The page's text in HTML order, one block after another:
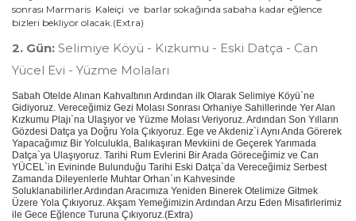
sonrası Marmaris Kaleiçi ve barlar sokağında sabaha kadar eğlence
bizleri bekliyor olacak.(Extra)
2. Gün: Selimiye Köyü - Kızkumu - Eski Datça - Can
Yücel Evi - Yüzme Molaları
Sabah Otelde Alınan Kahvaltının Ardından ilk Olarak Selimiye Köyü`ne
Gidiyoruz. Vereceğimiz Gezi Molası Sonrası Orhaniye Sahillerinde Yer Alan
Kızkumu Plajı`na Ulaşıyor ve Yüzme Molası Veriyoruz. Ardından Son Yılların
Gözdesi Datça ya Doğru Yola Çıkıyoruz. Ege ve Akdeniz`i Aynı Anda Görerek
Yapacağımız Bir Yolculukla, Balıkaşıran Mevkiini de Geçerek Yarımada
Datça`ya Ulaşıyoruz. Tarihi Rum Evlerini Bir Arada Göreceğimiz ve Can
YÜCEL`in Evininde Bulunduğu Tarihi Eski Datça`da Vereceğimiz Serbest
Zamanda Dileyenlerle Muhtar Orhan`ın Kahvesinde
Soluklanabilirler.Ardından Aracımıza Yeniden Binerek Otelimize Gitmek
Üzere Yola Çıkıyoruz. Akşam Yemeğimizin Ardından Arzu Eden Misafirlerimiz
ile Gece Eğlence Turuna Çıkıyoruz.(Extra)